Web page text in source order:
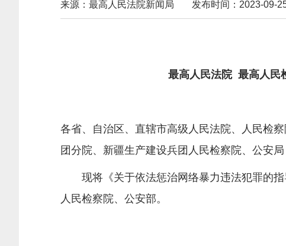
来源：最高人民法院新闻局 发布时间：2023-09-
最高人民法院 最高人民
各省、自治区、直辖市高级人民法院、人民检
团分院、新疆生产建设兵团人民检察院、公安局
现将《关于依法惩治网络暴力违法犯罪的指
人民检察院、公安部。